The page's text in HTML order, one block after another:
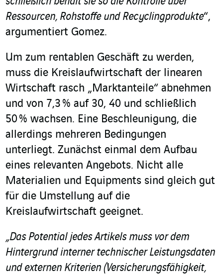
Ressourcen, Rohstoffe und Recyclingprodukte“,
argumentiert Gomez.
Um zum rentablen Geschäft zu werden,
muss die Kreislaufwirtschaft der linearen
Wirtschaft rasch „Marktanteile“ abnehmen
und von 7,3 % auf 30, 40 und schließlich
50 % wachsen. Eine Beschleunigung, die
allerdings mehreren Bedingungen
unterliegt. Zunächst einmal dem Aufbau
eines relevanten Angebots. Nicht alle
Materialien und Equipments sind gleich gut
für die Umstellung auf die
Kreislaufwirtschaft geeignet.
„Das Potential jedes Artikels muss vor dem
Hintergrund interner technischer Leistungsdaten
und externen Kriterien (Versicherungsfähigkeit,